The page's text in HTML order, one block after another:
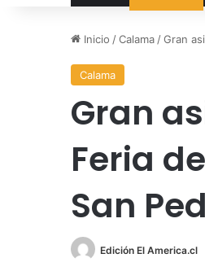
Inicio /Calama /Gran
Calama
Gran
Feria
San
Edición El America.cl